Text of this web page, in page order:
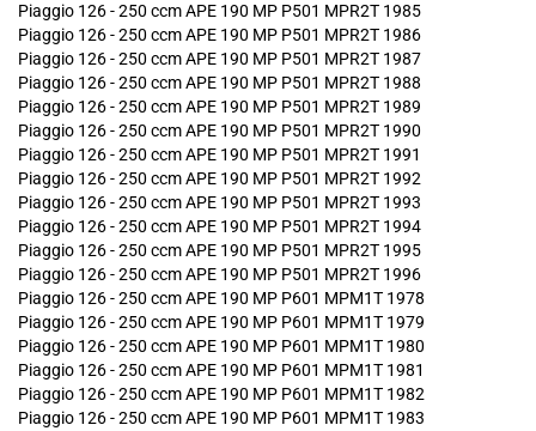
Piaggio 126 - 250 ccm APE 190 MP P501 MPR2T 1985
Piaggio 126 - 250 ccm APE 190 MP P501 MPR2T 1986
Piaggio 126 - 250 ccm APE 190 MP P501 MPR2T 1987
Piaggio 126 - 250 ccm APE 190 MP P501 MPR2T 1988
Piaggio 126 - 250 ccm APE 190 MP P501 MPR2T 1989
Piaggio 126 - 250 ccm APE 190 MP P501 MPR2T 1990
Piaggio 126 - 250 ccm APE 190 MP P501 MPR2T 1991
Piaggio 126 - 250 ccm APE 190 MP P501 MPR2T 1992
Piaggio 126 - 250 ccm APE 190 MP P501 MPR2T 1993
Piaggio 126 - 250 ccm APE 190 MP P501 MPR2T 1994
Piaggio 126 - 250 ccm APE 190 MP P501 MPR2T 1995
Piaggio 126 - 250 ccm APE 190 MP P501 MPR2T 1996
Piaggio 126 - 250 ccm APE 190 MP P601 MPM1T 1978
Piaggio 126 - 250 ccm APE 190 MP P601 MPM1T 1979
Piaggio 126 - 250 ccm APE 190 MP P601 MPM1T 1980
Piaggio 126 - 250 ccm APE 190 MP P601 MPM1T 1981
Piaggio 126 - 250 ccm APE 190 MP P601 MPM1T 1982
Piaggio 126 - 250 ccm APE 190 MP P601 MPM1T 1983